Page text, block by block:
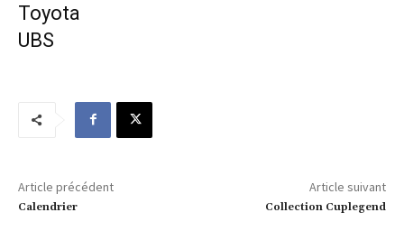
Toyota
UBS
Article précédent
Calendrier
Article suivant
Collection Cuplegend